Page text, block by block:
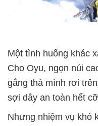
Một tình huống khác
Cho Oyu, ngọn núi
gắng thả mình rơi
sợi dây an toàn hết
Nhưng nhiệm vụ khó